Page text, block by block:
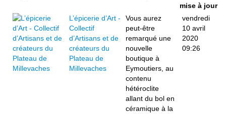
mise à jour
L’épicerie d’Art -
Collectif
d’Artisans et de
créateurs du
Plateau de
Millevaches
Vous aurez
peut-être
remarqué une
nouvelle
boutique à
Eymoutiers, au
contenu
hétéroclite
allant du bol en
céramique à la
vendredi
10 avril
2020
09:26